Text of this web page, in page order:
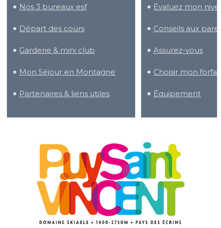
Nos 3 bureaux esf
Départ des cours
Garderie & mini club
Mon Séjour en Montagne
Partenaires & liens utiles
Évaluez mon
Conseils aux
Assurez-vous
Choisir mon forfait
Équipement